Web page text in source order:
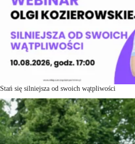
Stań się silniejsza od swoich wątpliwości